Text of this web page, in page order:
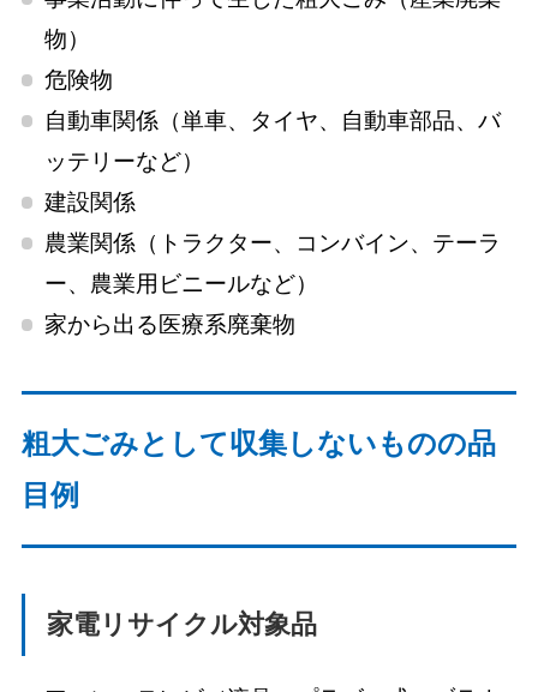
物）
危険物
自動車関係（単車、タイヤ、自動車部品、バ
ッテリーなど）
建設関係
農業関係（トラクター、コンバイン、テーラ
ー、農業用ビニールなど）
家から出る医療系廃棄物
粗大ごみとして収集しないものの品
目例
家電リサイクル対象品